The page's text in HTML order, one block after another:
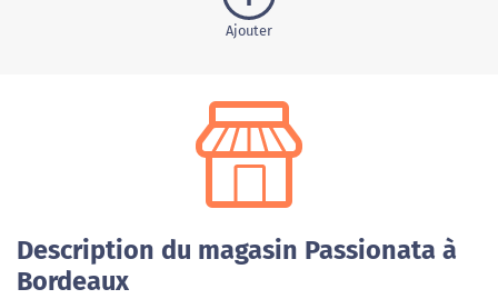
Ajouter
Description du magasin Passionata à
Bordeaux